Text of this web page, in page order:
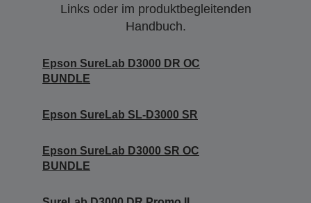
Links oder im produktbegleitenden
Handbuch.
Epson SureLab D3000 DR OC
BUNDLE
Epson SureLab SL-D3000 SR
Epson SureLab D3000 SR OC
BUNDLE